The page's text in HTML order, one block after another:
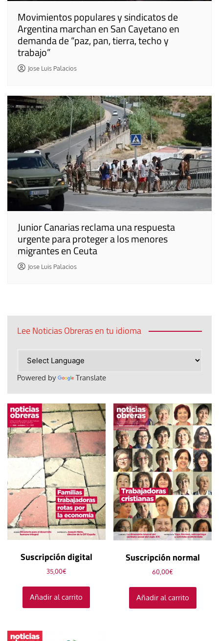
Movimientos populares y sindicatos de
Argentina marchan en San Cayetano en
demanda de “paz, pan, tierra, techo y
trabajo”
Jose Luis Palacios
Junior Canarias reclama una respuesta
urgente para proteger a los menores
migrantes en Ceuta
Jose Luis Palacios
Lee Noticias Obreras en tu idioma
Powered by Translate
Suscripción digital
35,00€
Añadir al carrito
Suscripción normal
60,00€
Añadir al carrito